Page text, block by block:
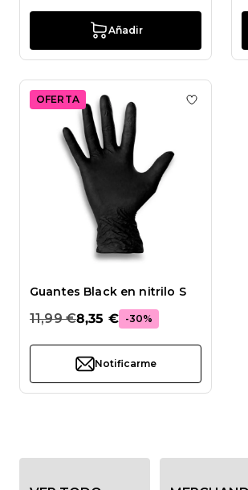
Añadir
OFERTA
Guantes Black en nitrilo S
11,99 €8,35 € -30%
Notificarme
Añadir a
Opciones de filtro de categoría